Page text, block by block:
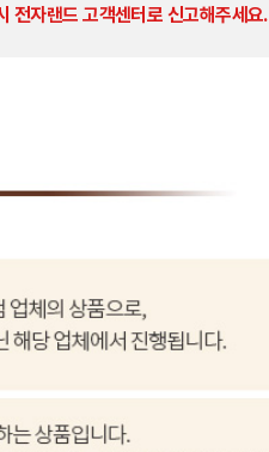
전자랜드 고객센터로 신고해주세요.